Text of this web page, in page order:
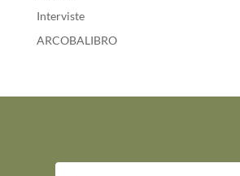
Interviste
ARCOBALIBRO